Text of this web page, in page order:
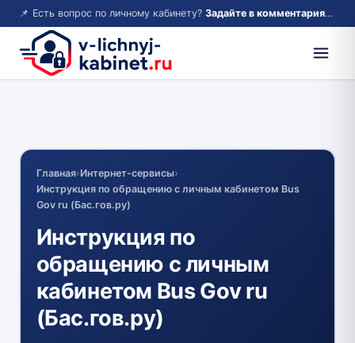
📌 Есть вопрос по личному кабинету? Задайте в комментариях — ответим!
Главная›Интернет-сервисы›
Инструкция по обращению с личным кабинетом Bus
Gov ru (Бас.гов.ру)
Инструкция по
обращению с личным
кабинетом Bus Gov ru
(Бас.гов.ру)